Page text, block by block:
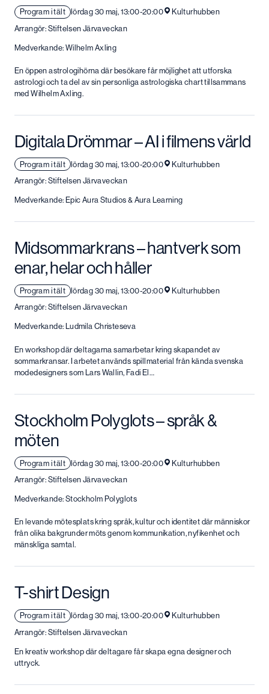
Program i tält lördag 30 maj, 13:00-20:00
Kulturhubben
Arrangör: Stiftelsen Järvaveckan
Medverkande: Wilhelm Axling
En öppen astrologihörna där besökare får möjlighet att utforska
astrologi och ta del av sin personliga astrologiska chart tillsammans
med Wilhelm Axling.
Digitala Drömmar – AI i filmens värld
Program i tält lördag 30 maj, 13:00-20:00
Kulturhubben
Arrangör: Stiftelsen Järvaveckan
Medverkande: Epic Aura Studios & Aura Learning
Midsommarkrans – hantverk som
enar, helar och håller
Program i tält lördag 30 maj, 13:00-20:00
Kulturhubben
Arrangör: Stiftelsen Järvaveckan
Medverkande: Ludmila Christeseva
En workshop där deltagarna samarbetar kring skapandet av
sommarkransar. I arbetet används spillmaterial från kända svenska
modedesigners som Lars Wallin, Fadi El…
Stockholm Polyglots – språk &
möten
Program i tält lördag 30 maj, 13:00-20:00
Kulturhubben
Arrangör: Stiftelsen Järvaveckan
Medverkande: Stockholm Polyglots
En levande mötesplats kring språk, kultur och identitet där människor
från olika bakgrunder möts genom kommunikation, nyfikenhet och
mänskliga samtal.
T-shirt Design
Program i tält lördag 30 maj, 13:00-20:00
Kulturhubben
Arrangör: Stiftelsen Järvaveckan
En kreativ workshop där deltagare får skapa egna designer och
uttryck.